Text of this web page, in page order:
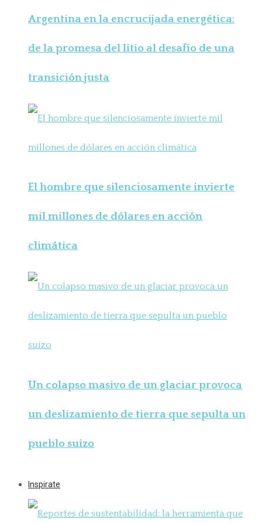
Argentina en la encrucijada energética:
de la promesa del litio al desafío de una
transición justa
El hombre que silenciosamente invierte
mil millones de dólares en acción
climática
Un colapso masivo de un glaciar provoca
un deslizamiento de tierra que sepulta un
pueblo suizo
Inspirate